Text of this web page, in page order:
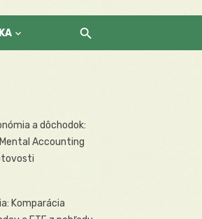
a dôchodok:
Accounting
Komparácia